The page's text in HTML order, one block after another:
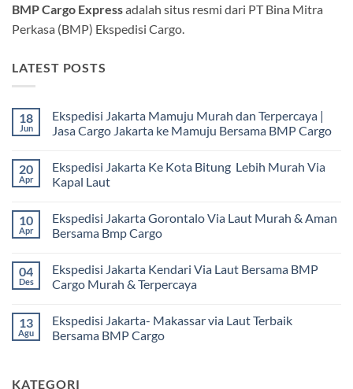
BMP Cargo Expressadalah situs resmi dari PT Bina Mitra
Perkasa (BMP) Ekspedisi Cargo.
LATEST POSTS
18
Jun
Ekspedisi Jakarta Mamuju Murah dan Terpercaya |
Jasa Cargo Jakarta ke Mamuju Bersama BMP Cargo
komentar
pada
Ekspedisi
Murah
dan
Terpercaya
Cargo
Jakarta
ke
BMP
Cargo
20
Apr
Ekspedisi Jakarta Ke Kota Bitung Lebih Murah Via
Kapal Laut
komentar
pada
Ekspedisi
Kota
Bitung
Lebih
Kapal
Laut
10
Apr
Ekspedisi Jakarta Gorontalo Via Laut Murah & Aman
Bersama Bmp Cargo
komentar
pada
Ekspedisi
Via
Laut
Murah
Bmp
04
Des
Ekspedisi Jakarta Kendari Via Laut Bersama BMP
Cargo Murah & Terpercaya
komentar
pada
Ekspedisi
Laut
13
Agu
Ekspedisi Jakarta- Makassar via Laut Terbaik
Bersama BMP Cargo
pada
KATEGORI